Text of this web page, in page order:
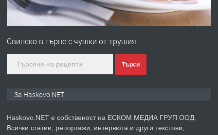
ПРЕДЛАГА
№4120 Магазин/Офис под наем в кв.
градската градина!
преди 5 дни
Свинско в гърне с чушки от трушия
Търси
За Haskovo.NET
Haskovo.NET е собственост на ЕСКОМ МЕДИА ГРУП ООД.
Всички статии, репортажи, интервюта и други текстови,